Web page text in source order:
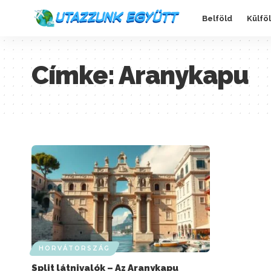
Belföld
Címke:Aranykapu
HORVÁTORSZÁG
Split látnivalók – Az Aranykapu